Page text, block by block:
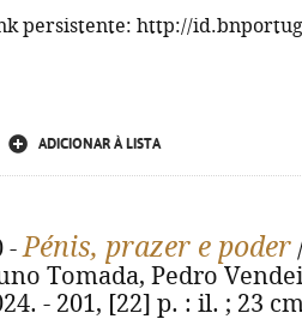
persistente: http://
ADICIONAR À LISTA
-Pénis, prazer e poder
Tomada, Pedro
- 201, [22] p. : il. ; 23